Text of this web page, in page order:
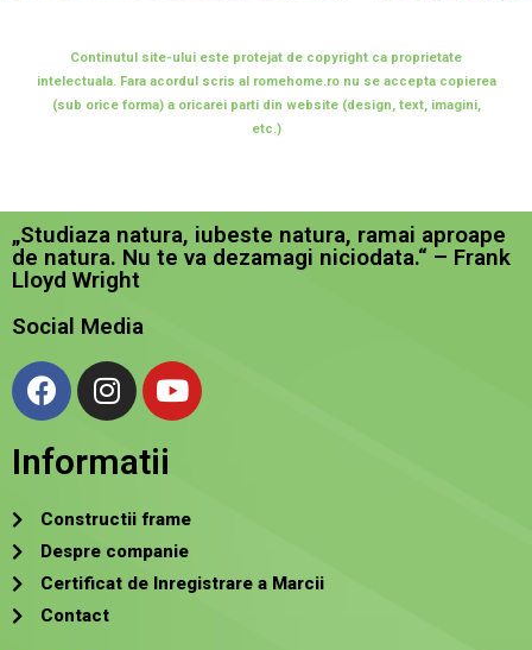
Continutul site-ului este protejat de copyright ca proprietate
intelectuala. Fara acordul scris al romehome.ro nu se accepta copierea
(sub orice forma) a oricarei parti din website (design, text, imagini,
etc.)
„Studiaza natura, iubeste natura, ramai aproape
de natura. Nu te va dezamagi niciodata.“ – Frank
Lloyd Wright
Social Media
Informatii
Constructii frame
Despre companie
Certificat de Inregistrare a Marcii
Contact